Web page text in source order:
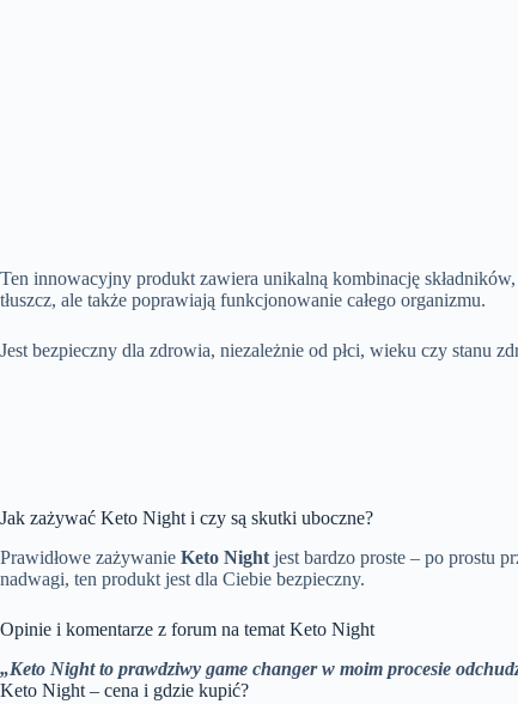
Ten innowacyjny produkt zawiera unikalną kombinację
tłuszcz, ale także poprawiają funkcjonowanie całego organizmu.
Jest bezpieczny dla zdrowia, niezależnie od płci, wieku czy stanu
Jak zażywać Keto Night i czy są skutki uboczne?
Prawidłowe zażywanie Keto Night jest bardzo proste – po prostu
nadwagi, ten produkt jest dla Ciebie bezpieczny.
Opinie i komentarze z forum na temat Keto Night
„Keto Night to prawdziwy game changer w moim procesie
Keto Night – cena i gdzie kupić?